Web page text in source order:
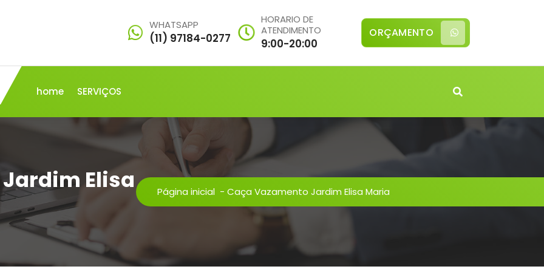
WHATSAPP
(11) 97184-0277
HORARIO DE
ATENDIMENTO
9:00-20:00
ORÇAMENTO
home SERVIÇOS
Elisa
Página inicial - Caça Vazamento Jardim Elisa Maria